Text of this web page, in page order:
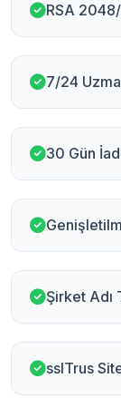
RSA
7/24
30 Gün
Şirket Adı
sslTrus